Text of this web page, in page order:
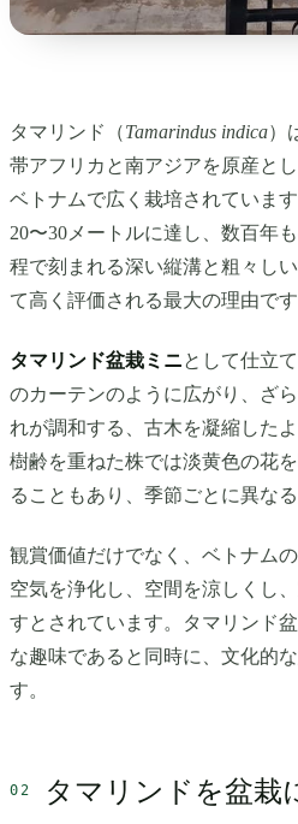
タマリンド（Tamarindus indica）
帯アフリカと南アジアを原産と
ベトナムで広く栽培されていま
20〜30メートルに達し、数百年
程で刻まれる深い縦溝と粗々し
て高く評価される最大の理由です
タマリンド盆栽ミニとして仕立
のカーテンのように広がり、ざ
れが調和する、古木を凝縮した
樹齢を重ねた株では淡黄色の花
ることもあり、季節ごとに異な
観賞価値だけでなく、ベトナム
空気を浄化し、空間を涼しくし
すとされています。タマリンド
な趣味であると同時に、文化的
す。
タマリンドを盆栽